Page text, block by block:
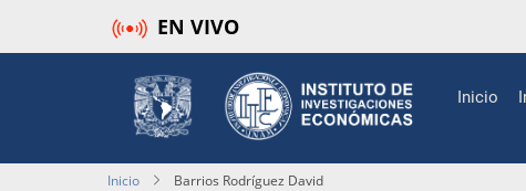
al
EN VIVO
Inicio
Inicio Barrios Rodríguez David